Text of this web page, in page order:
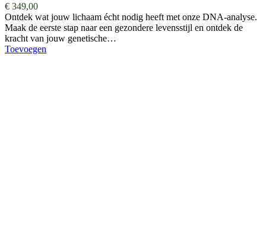
€ 349,00
Ontdek wat jouw lichaam écht nodig heeft met onze DNA-analyse.
Maak de eerste stap naar een gezondere levensstijl en ontdek de
kracht van jouw genetische…
Toevoegen